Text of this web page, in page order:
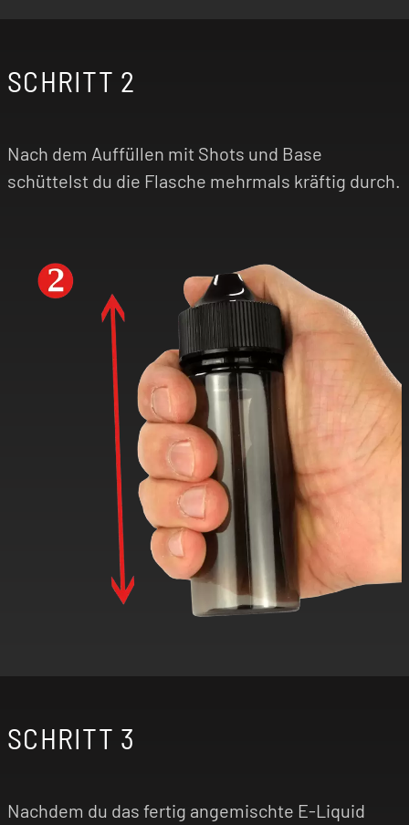
SCHRITT 2
Nach dem Auffüllen mit Shots und Base
schüttelst du die Flasche mehrmals kräftig durch.
SCHRITT 3
Nachdem du das fertig angemischte E-Liquid